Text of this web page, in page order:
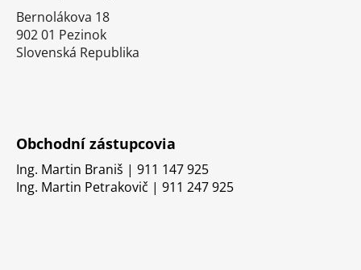
Bernolákova 18
902 01 Pezinok
Slovenská Republika
Obchodní zástupcovia
Ing. Martin Braniš | 911 147 925
Ing. Martin Petrakovič | 911 247 925